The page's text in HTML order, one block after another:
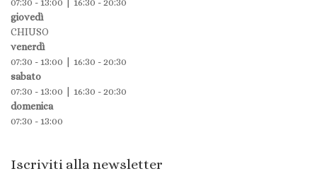
giovedì
CHIUSO
venerdì
07:30 - 13:00 | 16:30 - 20:30
sabato
07:30 - 13:00 | 16:30 - 20:30
domenica
07:30 - 13:00
Iscriviti alla newsletter